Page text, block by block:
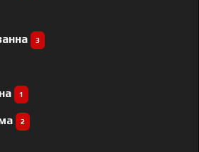
3
1
2